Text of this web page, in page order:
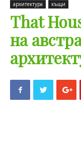
архитектура къщи
That
на